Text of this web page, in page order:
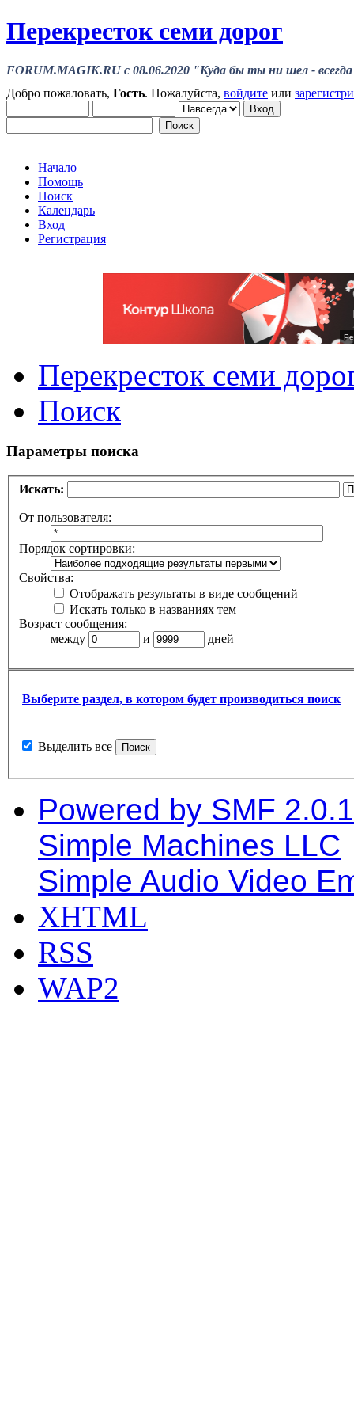
Перекресток семи дорог
FORUM.MAGIK.RU c 08.06.2020 "Куда бы ты ни шел - всегда
Добро пожаловать, Гость. Пожалуйста, войдите или
Начало
Помощь
Поиск
Календарь
Вход
Регистрация
Перекресток семи
Поиск
Параметры поиска
Искать:
От пользователя:
Порядок сортировки:
Свойства:
Отображать результаты в виде сообщений
Искать только в названиях тем
Возраст сообщения:
между
и дней
Выберите раздел, в котором будет производиться поиск
Выделить все
Powered by SMF
Simple Machines LLC
Simple Audio Video
XHTML
RSS
WAP2